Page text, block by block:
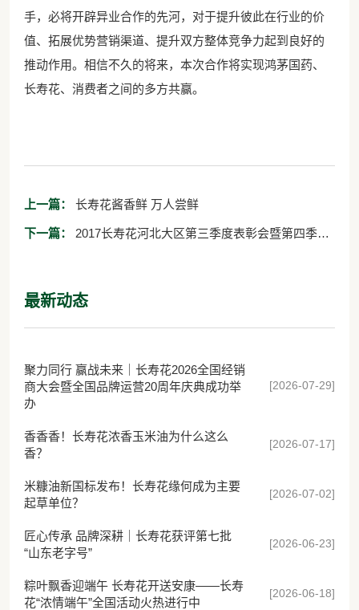
手，必将开辟异业合作的先河，对于提升彼此在行业的价
值、拓展优势营销渠道、提升双方整体竞争力起到良好的
推动作用。相信不久的将来，本次合作将实现鸿茅国药、
长寿花、消费者之间的多方共赢。
上一篇： 长寿花酱香鲜 万人尝鲜
下一篇：
最新动态
聚力同行 赢战未来｜长寿花2026全国经销
商大会暨全国品牌运营20周年庆典成功举
办
[2026-07-29]
香香香！长寿花浓香玉米油为什么这么
香？
[2026-07-17]
米糠油新国标发布！长寿花缘何成为主要
起草单位？
[2026-07-02]
匠心传承 品牌深耕｜长寿花获评第七批
“山东老字号”
[2026-06-23]
粽叶飘香迎端午 长寿花开送安康——长寿
花“浓情端午”全国活动火热进行中
[2026-06-18]